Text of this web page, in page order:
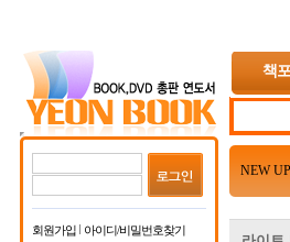
책
회원가입 아이디/비밀번호찾기
NEW